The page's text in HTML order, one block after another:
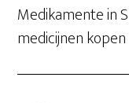
Medikamente in
medicijnen